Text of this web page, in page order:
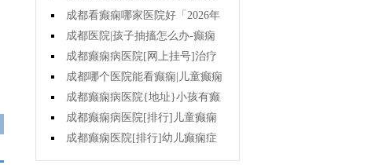
用高吗?
成都看癫痫哪家医院好「2026年
度公布」丙戊酸钠常见的不良反应
有哪些?
成都医院|孩子抽搐怎么办-癫痫
症状是什么样的?
成都癫痫病医院[网上挂号]治疗
癫痫的价格是多少?
成都哪个医院能看癫痫|儿童癫痫
危害多大?
成都癫痫病医院{地址}小孩有癫
痫样发作怎么办?
成都癫痫病医院[排行]儿童癫痫
会有智力障碍吗?
成都癫痫医院[排行]幼儿癫痫症
状是什么?